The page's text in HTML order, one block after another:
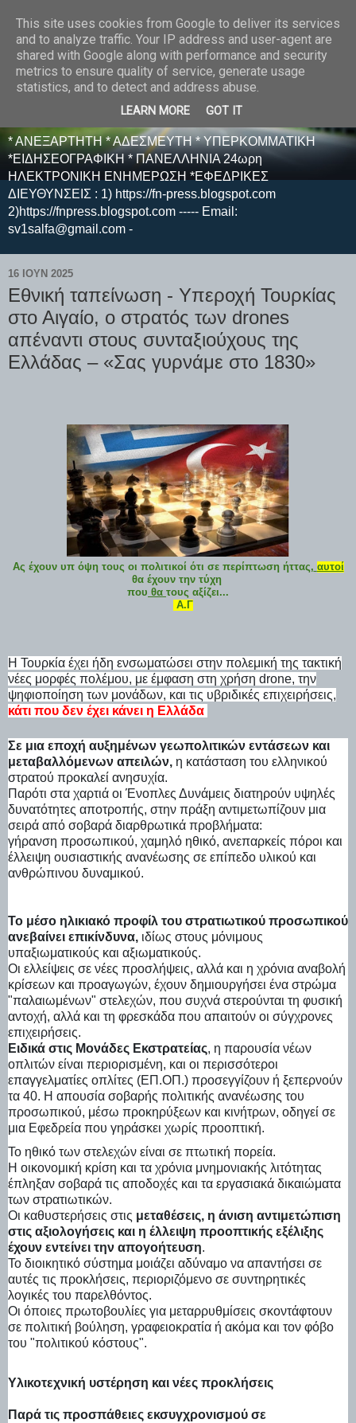
E F E N P R E S S -
ΗΛΕΚΤΡΟΝΙΚΗ
ΕΦΗΜΕΡΙΔΑ
* ΑΝΕΞΑΡΤΗΤΗ * ΑΔΕΣΜΕΥΤΗ * ΥΠΕΡΚΟΜΜΑΤΙΚΗ
*ΕΙΔΗΣΕΟΓΡΑΦΙΚΗ * ΠΑΝΕΛΛΗΝΙΑ 24ωρη
ΗΛΕΚΤΡΟΝΙΚΗ ΕΝΗΜΕΡΩΣΗ *ΕΦΕΔΡΙΚΕΣ
ΔΙΕΥΘΥΝΣΕΙΣ : 1) https://fn-press.blogspot.com
2)https://fnpress.blogspot.com ----- Email:
sv1salfa@gmail.com -
16 ΙΟΥΝ 2025
Εθνική ταπείνωση - Υπεροχή Τουρκίας
στο Αιγαίο, ο στρατός των drones
απέναντι στους συνταξιούχους της
Ελλάδας – «Σας γυρνάμε στο 1830»
Ας έχουν υπ όψη τους οι πολιτικοί ότι σε περίπτωση ήττας, αυτοί
θα έχουν την τύχη
που θα τους αξίζει...
Α.Γ
Η Τουρκία έχει ήδη ενσωματώσει στην πολεμική της τακτική
νέες μορφές πολέμου, με έμφαση στη χρήση drone, την
ψηφιοποίηση των μονάδων, και τις υβριδικές επιχειρήσεις,
κάτι που δεν έχει κάνει η Ελλάδα
Σε μια εποχή αυξημένων γεωπολιτικών εντάσεων και
μεταβαλλόμενων απειλών, η κατάσταση του ελληνικού
στρατού προκαλεί ανησυχία.
Παρότι στα χαρτιά οι Ένοπλες Δυνάμεις διατηρούν υψηλές
δυνατότητες αποτροπής, στην πράξη αντιμετωπίζουν μια
σειρά από σοβαρά διαρθρωτικά προβλήματα:
γήρανση προσωπικού, χαμηλό ηθικό, ανεπαρκείς πόροι και
έλλειψη ουσιαστικής ανανέωσης σε επίπεδο υλικού και
ανθρώπινου δυναμικού.
Το μέσο ηλικιακό προφίλ του στρατιωτικού προσωπικού
ανεβαίνει επικίνδυνα, ιδίως στους μόνιμους
υπαξιωματικούς και αξιωματικούς.
Οι ελλείψεις σε νέες προσλήψεις, αλλά και η χρόνια αναβολή
κρίσεων και προαγωγών, έχουν δημιουργήσει ένα στρώμα
"παλαιωμένων" στελεχών, που συχνά στερούνται τη φυσική
αντοχή, αλλά και τη φρεσκάδα που απαιτούν οι σύγχρονες
επιχειρήσεις.
Ειδικά στις Μονάδες Εκστρατείας, η παρουσία νέων
οπλιτών είναι περιορισμένη, και οι περισσότεροι
επαγγελματίες οπλίτες (ΕΠ.ΟΠ.) προσεγγίζουν ή ξεπερνούν
τα 40. Η απουσία σοβαρής πολιτικής ανανέωσης του
προσωπικού, μέσω προκηρύξεων και κινήτρων, οδηγεί σε
μια Εφεδρεία που γηράσκει χωρίς προοπτική.
Το ηθικό των στελεχών είναι σε πτωτική πορεία.
Η οικονομική κρίση και τα χρόνια μνημονιακής λιτότητας
έπληξαν σοβαρά τις αποδοχές και τα εργασιακά δικαιώματα
των στρατιωτικών.
Οι καθυστερήσεις στις μεταθέσεις, η άνιση αντιμετώπιση
στις αξιολογήσεις και η έλλειψη προοπτικής εξέλιξης
έχουν εντείνει την απογοήτευση.
Το διοικητικό σύστημα μοιάζει αδύναμο να απαντήσει σε
αυτές τις προκλήσεις, περιοριζόμενο σε συντηρητικές
λογικές του παρελθόντος.
Οι όποιες πρωτοβουλίες για μεταρρυθμίσεις σκοντάφτουν
σε πολιτική βούληση, γραφειοκρατία ή ακόμα και τον φόβο
του "πολιτικού κόστους".
Υλικοτεχνική υστέρηση και νέες προκλήσεις
Παρά τις προσπάθειες εκσυγχρονισμού σε
This site uses cookies from Google to deliver its services
and to analyze traffic. Your IP address and user-agent are
shared with Google along with performance and security
metrics to ensure quality of service, generate usage
statistics, and to detect and address abuse.
LEARN MORE GOT IT